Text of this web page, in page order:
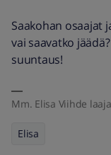
Saakohan osaajat
vai saavatko
suuntaus!
Mm. Elisa Viihde
Elisa